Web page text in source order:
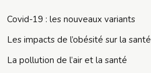
Covid-19 : les nouveaux variants
Les impacts de l’obésité sur la santé
La pollution de l’air et la santé